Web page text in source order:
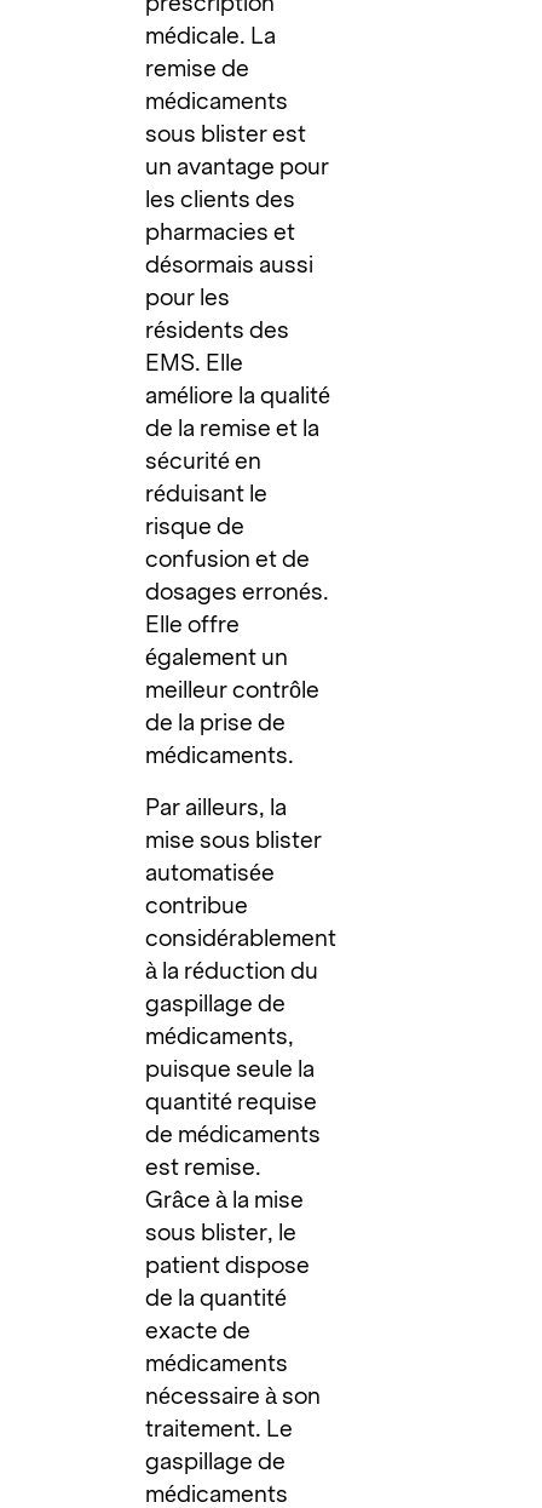
médicale. La
remise de
médicaments
sous blister est
un avantage pour
les clients des
pharmacies et
désormais aussi
pour les
résidents des
EMS. Elle
améliore la qualité
de la remise et la
sécurité en
réduisant le
risque de
confusion et de
dosages erronés.
Elle offre
également un
meilleur contrôle
de la prise de
médicaments.
Par ailleurs, la
mise sous blister
automatisée
contribue
considérablement
à la réduction du
gaspillage de
médicaments,
puisque seule la
quantité requise
de médicaments
est remise.
Grâce à la mise
sous blister, le
patient dispose
de la quantité
exacte de
médicaments
nécessaire à son
traitement. Le
gaspillage de
médicaments